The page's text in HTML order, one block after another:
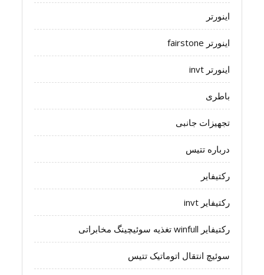
اینورتر
اینورتر fairstone
اینورتر invt
باطری
تجهیزات جانبی
درباره تتیس
رکتیفایر
رکتیفایر invt
رکتیفایر winfull تغذیه سوئیچینگ مخابراتی
سوئیچ انتقال اتوماتیک تتیس